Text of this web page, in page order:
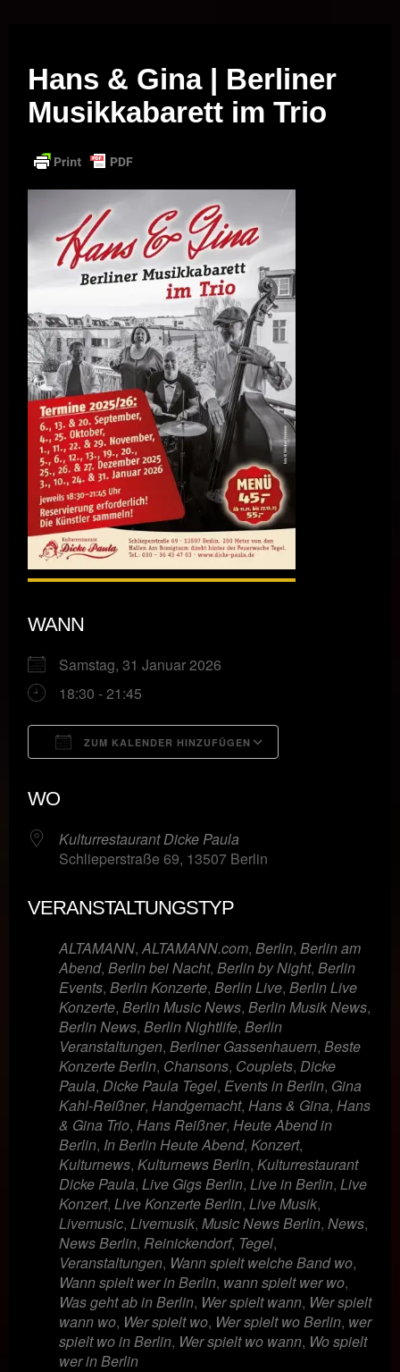
Hans & Gina | Berliner
Musikkabarett im Trio
WANN
Samstag, 31 Januar 2026
18:30 - 21:45
ZUM KALENDER HINZUFÜGEN
WO
Kulturrestaurant Dicke Paula
Schlieperstraße 69, 13507 Berlin
VERANSTALTUNGSTYP
ALTAMANN,ALTAMANN.com, Berlin, Berlin am
Abend, Berlin bei Nacht, Berlin by Night, Berlin
Events, Berlin Konzerte, Berlin Live, Berlin Live
Konzerte, Berlin Music News, Berlin Musik News,
Berlin News, Berlin Nightlife, Berlin
Veranstaltungen, Berliner Gassenhauern, Beste
Konzerte Berlin, Chansons, Couplets, Dicke
Paula, Dicke Paula Tegel, Events in Berlin, Gina
Kahl-Reißner, Handgemacht, Hans & Gina, Hans
& Gina Trio, Hans Reißner, Heute Abend in
Berlin, In Berlin Heute Abend, Konzert,
Kulturnews, Kulturnews Berlin, Kulturrestaurant
Dicke Paula, Live Gigs Berlin, Live in Berlin, Live
Konzert, Live Konzerte Berlin, Live Musik,
Livemusic, Livemusik, Music News Berlin, News,
News Berlin, Reinickendorf, Tegel,
Veranstaltungen, Wann spielt welche Band wo,
Wann spielt wer in Berlin, wann spielt wer wo,
Was geht ab in Berlin, Wer spielt wann, Wer spielt
wann wo, Wer spielt wo, Wer spielt wo Berlin, wer
spielt wo in Berlin, Wer spielt wo wann, Wo spielt
wer in Berlin